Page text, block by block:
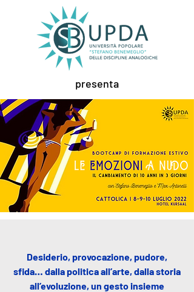
presenta
Desiderio, provocazione, pudore,
sfida… dalla politica all’arte, dalla storia
all’evoluzione, un gesto insieme